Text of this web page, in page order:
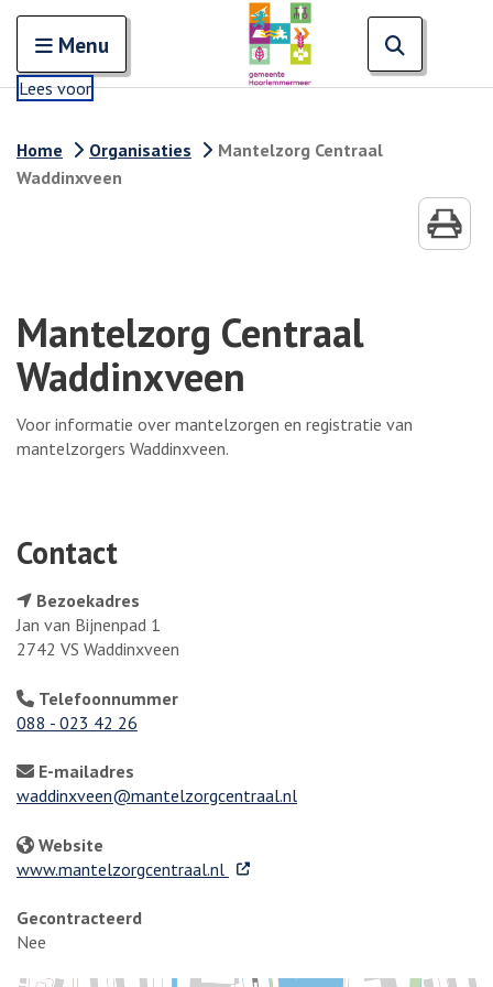
Open en sluit het
Menu
Lees voor
Home Organisaties
Mantelzorg Centraal
Waddinxveen
Mantelzorg Centraal
Waddinxveen
Voor informatie over mantelzorgen en registratie van
mantelzorgers Waddinxveen.
Contact
Bezoekadres
Jan van Bijnenpad 1
2742 VS Waddinxveen
Telefoonnummer
088 - 023 42 26
E-mailadres
waddinxveen@mantelzorgcentraal.nl
Website
www.mantelzorgcentraal.nl . Externe link
Gecontracteerd
Nee